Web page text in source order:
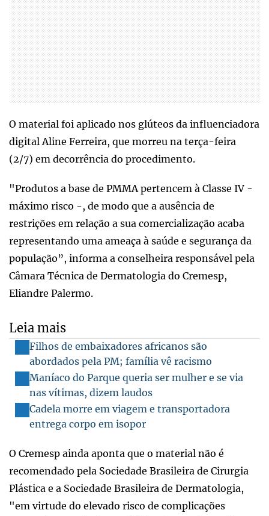
O material foi aplicado nos glúteos da influenciadora
digital Aline Ferreira, que morreu na terça-feira
(2/7) em decorrência do procedimento.
"Produtos a base de PMMA pertencem à Classe IV -
máximo risco -, de modo que a ausência de
restrições em relação a sua comercialização acaba
representando uma ameaça à saúde e segurança da
população”, informa a conselheira responsável pela
Câmara Técnica de Dermatologia do Cremesp,
Eliandre Palermo.
Leia mais
Filhos de embaixadores africanos são
abordados pela PM; família vê racismo
Maníaco do Parque queria ser mulher e se via
nas vítimas, dizem laudos
Cadela morre em viagem e transportadora
entrega corpo em isopor
O Cremesp ainda aponta que o material não é
recomendado pela Sociedade Brasileira de Cirurgia
Plástica e a Sociedade Brasileira de Dermatologia,
"em virtude do elevado risco de complicações